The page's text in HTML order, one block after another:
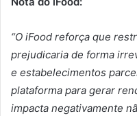
“O iFood reforça que
prejudicaria de forma
e estabelecimentos
plataforma para gerar
impacta negativamente